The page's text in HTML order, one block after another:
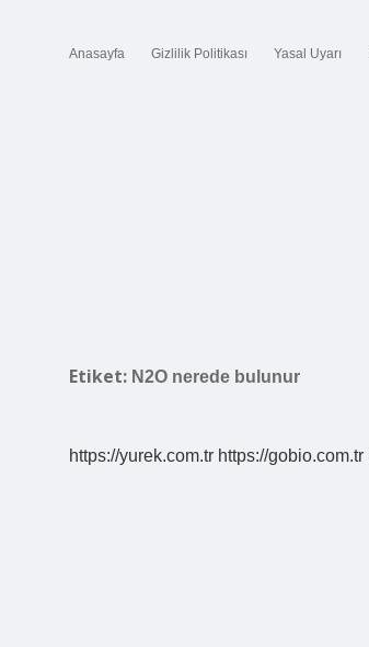
Anasayfa Gizlilik Politikası Yasal Uyarı
Etiket: N2O nerede bulunur
https://yurek.com.tr https://gobio.com.tr